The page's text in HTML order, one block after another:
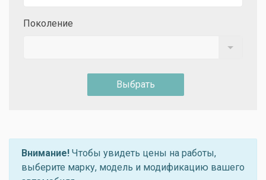
Поколение
Выбрать
Внимание! Чтобы увидеть цены на работы,
выберите марку, модель и модификацию вашего